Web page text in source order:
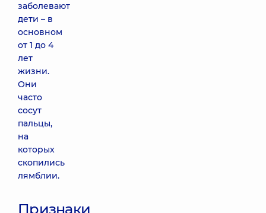
заболевают
дети – в
основном
от 1 до 4
лет
жизни.
Они
часто
сосут
пальцы,
на
которых
скопились
лямблии.
Признаки